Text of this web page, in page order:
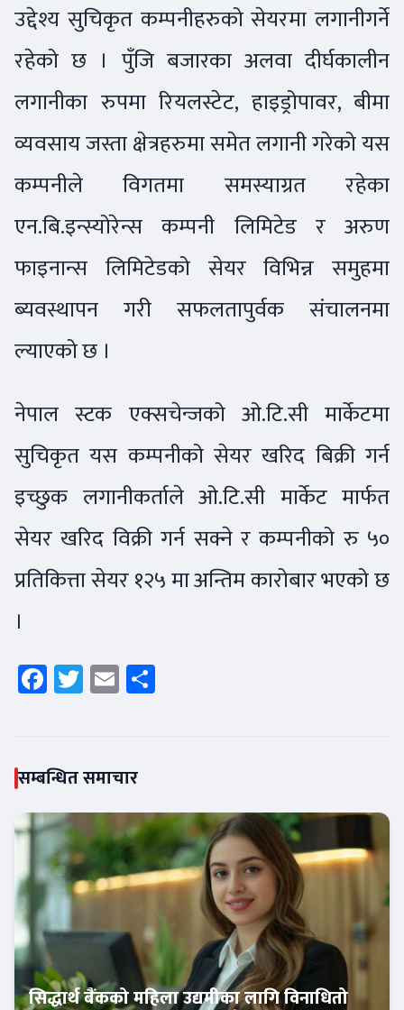
उद्देश्य सुचिकृत कम्पनीहरुको सेयरमा लगानीगर्ने
रहेको छ । पुँजि बजारका अलवा दीर्घकालीन
लगानीका रुपमा रियलस्टेट, हाइड्रोपावर, बीमा
व्यवसाय जस्ता क्षेत्रहरुमा समेत लगानी गरेको यस
कम्पनीले विगतमा समस्याग्रत रहेका
एन.बि.इन्स्योरेन्स कम्पनी लिमिटेड र अरुण
फाइनान्स लिमिटेडको सेयर विभिन्न समुहमा
ब्यवस्थापन गरी सफलतापुर्वक संचालनमा
ल्याएको छ ।
नेपाल स्टक एक्सचेन्जको ओ.टि.सी मार्केटमा
सुचिकृत यस कम्पनीको सेयर खरिद बिक्री गर्न
इच्छुक लगानीकर्ताले ओ.टि.सी मार्केट मार्फत
सेयर खरिद विक्री गर्न सक्ने र कम्पनीको रु ५०
प्रतिकित्ता सेयर १२५ मा अन्तिम कारोबार भएको छ
।
Facebook
Twitter
Email
सम्बन्धित समाचार
सिद्धार्थ बैंकको महिला उद्यमीका लागि विनाधितो